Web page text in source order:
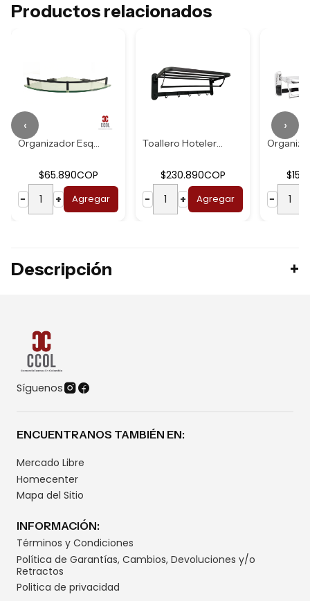
Productos relacionados
Organizador Esqui...
$65.890COP
−
+ Agregar
Toallero Hotelero...
$230.890COP
−
+ Agregar
−
‹ ›
Descripción
Síguenos
ENCUENTRANOS TAMBIÉN EN:
Mercado Libre
Homecenter
Mapa del Sitio
INFORMACIÓN:
Términos y Condiciones
Política de Garantías, Cambios, Devoluciones y/o
Retractos
Politica de privacidad